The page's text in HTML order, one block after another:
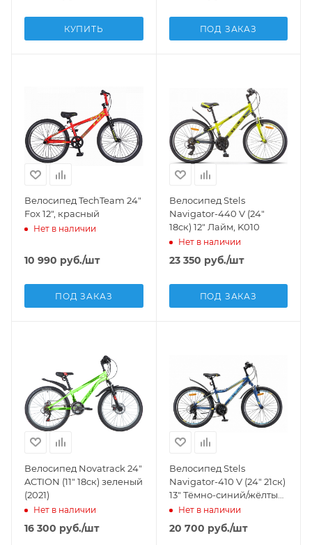
КУПИТЬ ПОД ЗАКАЗ
Велосипед TechTeam 24"
Fox 12", красный
Нет в наличии
10 990 руб./шт
ПОД ЗАКАЗ
Велосипед Stels
Navigator-440 V (24"
18ск) 12" Лайм, K010
Нет в наличии
23 350 руб./шт
ПОД ЗАКАЗ
Велосипед Novatrack 24"
ACTION (11" 18ск) зеленый
(2021)
Нет в наличии
16 300 руб./шт
Велосипед Stels
Navigator-410 V (24" 21ск)
13" Тёмно-синий/жёлтый,
V010Нет в наличии
20 700 руб./шт